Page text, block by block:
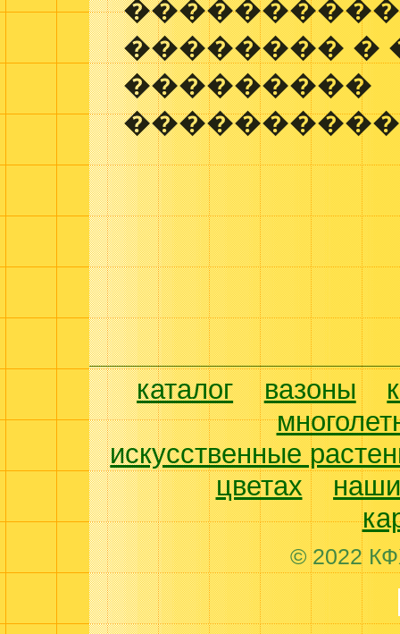
�������� �
���������
каталог вазоны
искусственные
цветах
© 2022